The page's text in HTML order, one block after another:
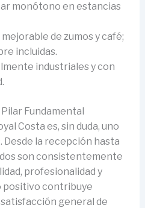
monótono en estancias
de zumos y café;
incluidas.
industriales y con
Fundamental
Costa es, sin duda, uno
Desde la recepción hasta
son consistentemente
profesionalidad y
positivo contribuye
general de